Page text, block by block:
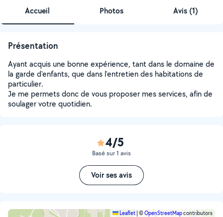
Accueil Photos Avis (1)
Présentation
Ayant acquis une bonne expérience, tant dans le domaine de
la garde d'enfants, que dans l'entretien des habitations de
particulier.
Je me permets donc de vous proposer mes services, afin de
soulager votre quotidien.
4/5
Basé sur 1 avis
Voir ses avis
Leaflet ©OpenStreetMapcontributors